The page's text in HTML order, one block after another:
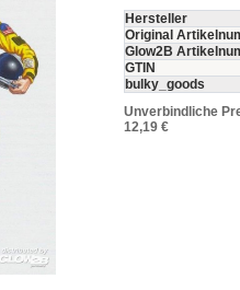
Hersteller
Original
Glow2B
GTIN
bulky_goods
Unverbindliche
12,19 €